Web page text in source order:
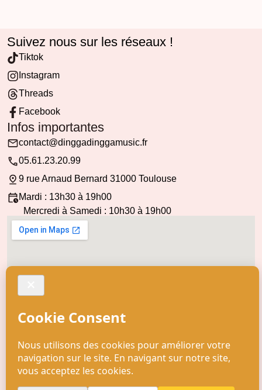
Suivez nous sur les réseaux !
Tiktok
Instagram
Threads
Facebook
Infos importantes
contact@dinggadinggamusic.fr
05.61.23.20.99
9 rue Arnaud Bernard 31000 Toulouse
Mardi : 13h30 à 19h00
Mercredi à Samedi : 10h30 à 19h00